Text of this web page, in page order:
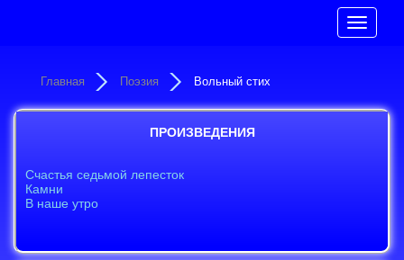
Toggle
Главная Поэзия Вольный стих